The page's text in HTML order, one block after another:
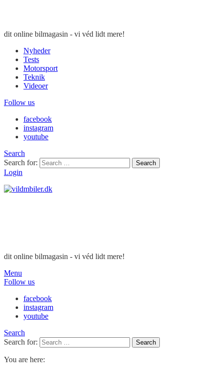
dit online bilmagasin - vi véd lidt mere!
Nyheder
Tests
Motorsport
Teknik
Videoer
Follow us
facebook
instagram
youtube
Search
Search for:
Search
Login
dit online bilmagasin - vi véd lidt mere!
Menu
Follow us
facebook
instagram
youtube
Search
Search for:
Search
You are here: